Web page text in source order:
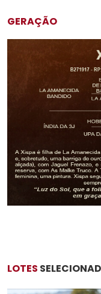
GERAÇÃO
LOTES